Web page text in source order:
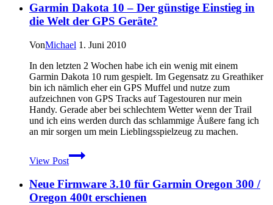
–
neue
Software
für
Navigationsgeräte
von
Garmin
Garmin Dakota 10 – Der günstige Einstieg in
die Welt der GPS Geräte?
VonMichael 1. Juni 2010
In den letzten 2 Wochen habe ich ein wenig mit einem
Garmin Dakota 10 rum gespielt. Im Gegensatz zu Greathiker
bin ich nämlich eher ein GPS Muffel und nutze zum
aufzeichnen von GPS Tracks auf Tagestouren nur mein
Handy. Gerade aber bei schlechtem Wetter wenn der Trail
und ich eins werden durch das schlammige Äußere fang ich
an mir sorgen um mein Lieblingsspielzeug zu machen.
View Post
Garmin
Dakota
–
Der
Neue Firmware 3.10 für Garmin Oregon 300 /
Oregon 400t erschienen